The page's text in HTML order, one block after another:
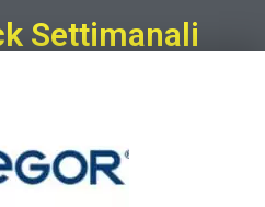
Settimanali